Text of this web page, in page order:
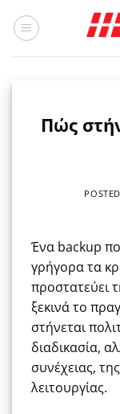
στο
Πώς
Ένα backup
γρήγορα τα
προστατεύει
ξεκινά το
στήνεται
διαδικασία,
συνέχειας,
λειτουργίας.